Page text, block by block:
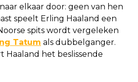
elkaar door: geen van hen
speelt Erling Haaland een
spits wordt vergeleken
Tatum als dubbelganger.
Haaland het beslissende